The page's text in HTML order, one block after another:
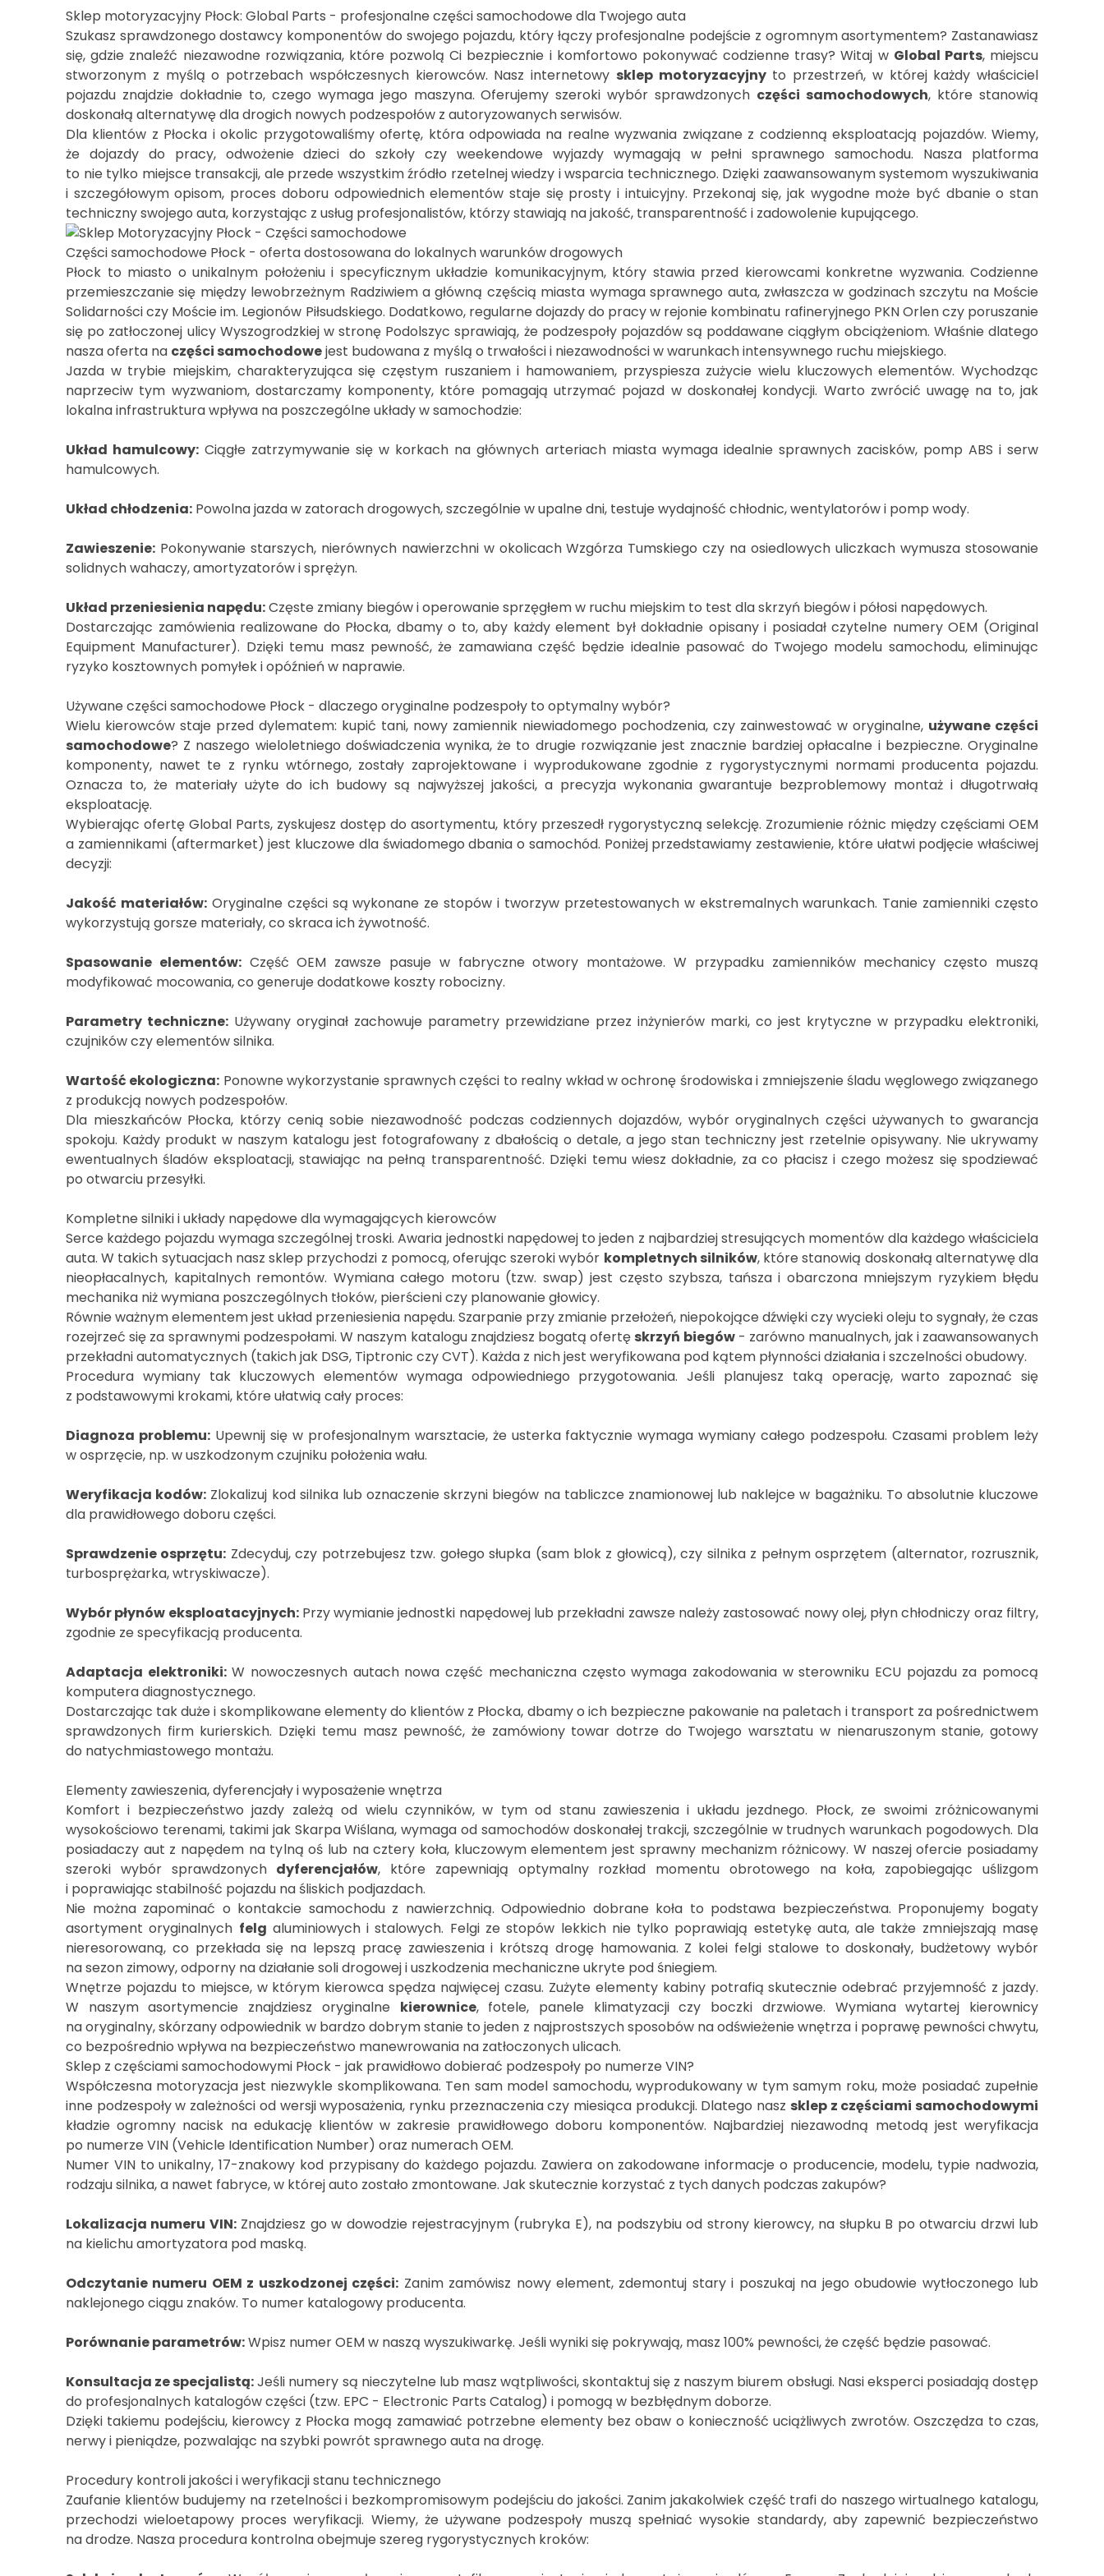
Sklep motoryzacyjny Płock: Global Parts - profesjonalne części samochodowe dla Twojego auta
Szukasz sprawdzonego dostawcy komponentów do swojego pojazdu, który łączy profesjonalne podejście z ogromnym asortymentem? Zastanawiasz
się, gdzie znaleźć niezawodne rozwiązania, które pozwolą Ci bezpiecznie i komfortowo pokonywać codzienne trasy? Witaj w Global Parts, miejscu
stworzonym z myślą o potrzebach współczesnych kierowców. Nasz internetowy sklep motoryzacyjnyto przestrzeń, w której każdy właściciel
pojazdu znajdzie dokładnie to, czego wymaga jego maszyna. Oferujemy szeroki wybór sprawdzonych części samochodowych, które stanowią
doskonałą alternatywę dla drogich nowych podzespołów z autoryzowanych serwisów.
Dla klientów z Płocka i okolic przygotowaliśmy ofertę, która odpowiada na realne wyzwania związane z codzienną eksploatacją pojazdów. Wiemy,
że dojazdy do pracy, odwożenie dzieci do szkoły czy weekendowe wyjazdy wymagają w pełni sprawnego samochodu. Nasza platforma
to nie tylko miejsce transakcji, ale przede wszystkim źródło rzetelnej wiedzy i wsparcia technicznego. Dzięki zaawansowanym systemom wyszukiwania
i szczegółowym opisom, proces doboru odpowiednich elementów staje się prosty i intuicyjny. Przekonaj się, jak wygodne może być dbanie o stan
Części samochodowe Płock - oferta dostosowana do lokalnych warunków drogowych
Płock to miasto o unikalnym położeniu i specyficznym układzie komunikacyjnym, który stawia przed kierowcami konkretne wyzwania. Codzienne
przemieszczanie się między lewobrzeżnym Radziwiem a główną częścią miasta wymaga sprawnego auta, zwłaszcza w godzinach szczytu na Moście
Solidarności czy Moście im. Legionów Piłsudskiego. Dodatkowo, regularne dojazdy do pracy w rejonie kombinatu rafineryjnego PKN Orlen czy poruszanie
się po zatłoczonej ulicy Wyszogrodzkiej w stronę Podolszyc sprawiają, że podzespoły pojazdów są poddawane ciągłym obciążeniom. Właśnie dlatego
nasza oferta na części samochodowejest budowana z myślą o trwałości i niezawodności w warunkach intensywnego ruchu miejskiego.
Jazda w trybie miejskim, charakteryzująca się częstym ruszaniem i hamowaniem, przyspiesza zużycie wielu kluczowych elementów. Wychodząc
naprzeciw tym wyzwaniom, dostarczamy komponenty, które pomagają utrzymać pojazd w doskonałej kondycji. Warto zwrócić uwagę na to, jak
lokalna infrastruktura wpływa na poszczególne układy w samochodzie:
Układ hamulcowy: Ciągłe zatrzymywanie się w korkach na głównych arteriach miasta wymaga idealnie sprawnych zacisków, pomp ABS i serw
hamulcowych.
Układ chłodzenia: Powolna jazda w zatorach drogowych, szczególnie w upalne dni, testuje wydajność chłodnic, wentylatorów i pomp wody.
Zawieszenie: Pokonywanie starszych, nierównych nawierzchni w okolicach Wzgórza Tumskiego czy na osiedlowych uliczkach wymusza stosowanie
solidnych wahaczy, amortyzatorów i sprężyn.
Układ przeniesienia napędu:Częste zmiany biegów i operowanie sprzęgłem w ruchu miejskim to test dla skrzyń biegów i półosi napędowych.
Dostarczając zamówienia realizowane do Płocka, dbamy o to, aby każdy element był dokładnie opisany i posiadał czytelne numery OEM (Original
Equipment Manufacturer). Dzięki temu masz pewność, że zamawiana część będzie idealnie pasować do Twojego modelu samochodu, eliminując
ryzyko kosztownych pomyłek i opóźnień w naprawie.
Używane części samochodowe Płock - dlaczego oryginalne podzespoły to optymalny wybór?
Wielu kierowców staje przed dylematem: kupić tani, nowy zamiennik niewiadomego pochodzenia, czy zainwestować w oryginalne, używane części
samochodowe? Z naszego wieloletniego doświadczenia wynika, że to drugie rozwiązanie jest znacznie bardziej opłacalne i bezpieczne. Oryginalne
komponenty, nawet te z rynku wtórnego, zostały zaprojektowane i wyprodukowane zgodnie z rygorystycznymi normami producenta pojazdu.
Oznacza to, że materiały użyte do ich budowy są najwyższej jakości, a precyzja wykonania gwarantuje bezproblemowy montaż i długotrwałą
eksploatację.
Wybierając ofertę Global Parts, zyskujesz dostęp do asortymentu, który przeszedł rygorystyczną selekcję. Zrozumienie różnic między częściami OEM
a zamiennikami (aftermarket) jest kluczowe dla świadomego dbania o samochód. Poniżej przedstawiamy zestawienie, które ułatwi podjęcie właściwej
decyzji:
Jakość materiałów:Oryginalne części są wykonane ze stopów i tworzyw przetestowanych w ekstremalnych warunkach. Tanie zamienniki często
wykorzystują gorsze materiały, co skraca ich żywotność.
Spasowanie elementów:Część OEM zawsze pasuje w fabryczne otwory montażowe. W przypadku zamienników mechanicy często muszą
modyfikować mocowania, co generuje dodatkowe koszty robocizny.
Parametry techniczne: Używany oryginał zachowuje parametry przewidziane przez inżynierów marki, co jest krytyczne w przypadku elektroniki,
czujników czy elementów silnika.
Wartość ekologiczna: Ponowne wykorzystanie sprawnych części to realny wkład w ochronę środowiska i zmniejszenie śladu węglowego związanego
z produkcją nowych podzespołów.
Dla mieszkańców Płocka, którzy cenią sobie niezawodność podczas codziennych dojazdów, wybór oryginalnych części używanych to gwarancja
spokoju. Każdy produkt w naszym katalogu jest fotografowany z dbałością o detale, a jego stan techniczny jest rzetelnie opisywany. Nie ukrywamy
ewentualnych śladów eksploatacji, stawiając na pełną transparentność. Dzięki temu wiesz dokładnie, za co płacisz i czego możesz się spodziewać
po otwarciu przesyłki.
Kompletne silniki i układy napędowe dla wymagających kierowców
Serce każdego pojazdu wymaga szczególnej troski. Awaria jednostki napędowej to jeden z najbardziej stresujących momentów dla każdego właściciela
auta. W takich sytuacjach nasz sklep przychodzi z pomocą, oferując szeroki wybór kompletnych silników, które stanowią doskonałą alternatywę dla
nieopłacalnych, kapitalnych remontów. Wymiana całego motoru (tzw. swap) jest często szybsza, tańsza i obarczona mniejszym ryzykiem błędu
mechanika niż wymiana poszczególnych tłoków, pierścieni czy planowanie głowicy.
Równie ważnym elementem jest układ przeniesienia napędu. Szarpanie przy zmianie przełożeń, niepokojące dźwięki czy wycieki oleju to sygnały, że czas
rozejrzeć się za sprawnymi podzespołami. W naszym katalogu znajdziesz bogatą ofertę skrzyń biegów- zarówno manualnych, jak i zaawansowanych
przekładni automatycznych (takich jak DSG, Tiptronic czy CVT). Każda z nich jest weryfikowana pod kątem płynności działania i szczelności obudowy.
Procedura wymiany tak kluczowych elementów wymaga odpowiedniego przygotowania. Jeśli planujesz taką operację, warto zapoznać się
z podstawowymi krokami, które ułatwią cały proces:
Diagnoza problemu:Upewnij się w profesjonalnym warsztacie, że usterka faktycznie wymaga wymiany całego podzespołu. Czasami problem leży
w osprzęcie, np. w uszkodzonym czujniku położenia wału.
Weryfikacja kodów: Zlokalizuj kod silnika lub oznaczenie skrzyni biegów na tabliczce znamionowej lub naklejce w bagażniku. To absolutnie kluczowe
dla prawidłowego doboru części.
Sprawdzenie osprzętu: Zdecyduj, czy potrzebujesz tzw. gołego słupka (sam blok z głowicą), czy silnika z pełnym osprzętem (alternator, rozrusznik,
turbosprężarka, wtryskiwacze).
Wybór płynów eksploatacyjnych:Przy wymianie jednostki napędowej lub przekładni zawsze należy zastosować nowy olej, płyn chłodniczy oraz filtry,
zgodnie ze specyfikacją producenta.
Adaptacja elektroniki:W nowoczesnych autach nowa część mechaniczna często wymaga zakodowania w sterowniku ECU pojazdu za pomocą
komputera diagnostycznego.
Dostarczając tak duże i skomplikowane elementy do klientów z Płocka, dbamy o ich bezpieczne pakowanie na paletach i transport za pośrednictwem
sprawdzonych firm kurierskich. Dzięki temu masz pewność, że zamówiony towar dotrze do Twojego warsztatu w nienaruszonym stanie, gotowy
do natychmiastowego montażu.
Elementy zawieszenia, dyferencjały i wyposażenie wnętrza
Komfort i bezpieczeństwo jazdy zależą od wielu czynników, w tym od stanu zawieszenia i układu jezdnego. Płock, ze swoimi zróżnicowanymi
wysokościowo terenami, takimi jak Skarpa Wiślana, wymaga od samochodów doskonałej trakcji, szczególnie w trudnych warunkach pogodowych. Dla
posiadaczy aut z napędem na tylną oś lub na cztery koła, kluczowym elementem jest sprawny mechanizm różnicowy. W naszej ofercie posiadamy
szeroki wybór sprawdzonych dyferencjałów, które zapewniają optymalny rozkład momentu obrotowego na koła, zapobiegając uślizgom
i poprawiając stabilność pojazdu na śliskich podjazdach.
Nie można zapominać o kontakcie samochodu z nawierzchnią. Odpowiednio dobrane koła to podstawa bezpieczeństwa. Proponujemy bogaty
asortyment oryginalnych felg aluminiowych i stalowych. Felgi ze stopów lekkich nie tylko poprawiają estetykę auta, ale także zmniejszają masę
nieresorowaną, co przekłada się na lepszą pracę zawieszenia i krótszą drogę hamowania. Z kolei felgi stalowe to doskonały, budżetowy wybór
na sezon zimowy, odporny na działanie soli drogowej i uszkodzenia mechaniczne ukryte pod śniegiem.
Wnętrze pojazdu to miejsce, w którym kierowca spędza najwięcej czasu. Zużyte elementy kabiny potrafią skutecznie odebrać przyjemność z jazdy.
W naszym asortymencie znajdziesz oryginalne kierownice, fotele, panele klimatyzacji czy boczki drzwiowe. Wymiana wytartej kierownicy
na oryginalny, skórzany odpowiednik w bardzo dobrym stanie to jeden z najprostszych sposobów na odświeżenie wnętrza i poprawę pewności chwytu,
co bezpośrednio wpływa na bezpieczeństwo manewrowania na zatłoczonych ulicach.
Sklep z częściami samochodowymi Płock - jak prawidłowo dobierać podzespoły po numerze VIN?
Współczesna motoryzacja jest niezwykle skomplikowana. Ten sam model samochodu, wyprodukowany w tym samym roku, może posiadać zupełnie
inne podzespoły w zależności od wersji wyposażenia, rynku przeznaczenia czy miesiąca produkcji. Dlatego nasz sklep z częściami samochodowymi
kładzie ogromny nacisk na edukację klientów w zakresie prawidłowego doboru komponentów. Najbardziej niezawodną metodą jest weryfikacja
po numerze VIN (Vehicle Identification Number) oraz numerach OEM.
Numer VIN to unikalny, 17-znakowy kod przypisany do każdego pojazdu. Zawiera on zakodowane informacje o producencie, modelu, typie nadwozia,
rodzaju silnika, a nawet fabryce, w której auto zostało zmontowane. Jak skutecznie korzystać z tych danych podczas zakupów?
Lokalizacja numeru VIN:Znajdziesz go w dowodzie rejestracyjnym (rubryka E), na podszybiu od strony kierowcy, na słupku B po otwarciu drzwi lub
na kielichu amortyzatora pod maską.
Odczytanie numeru OEM z uszkodzonej części: Zanim zamówisz nowy element, zdemontuj stary i poszukaj na jego obudowie wytłoczonego lub
naklejonego ciągu znaków. To numer katalogowy producenta.
Porównanie parametrów:Wpisz numer OEM w naszą wyszukiwarkę. Jeśli wyniki się pokrywają, masz 100% pewności, że część będzie pasować.
Konsultacja ze specjalistą:Jeśli numery są nieczytelne lub masz wątpliwości, skontaktuj się z naszym biurem obsługi. Nasi eksperci posiadają dostęp
do profesjonalnych katalogów części (tzw. EPC - Electronic Parts Catalog) i pomogą w bezbłędnym doborze.
Dzięki takiemu podejściu, kierowcy z Płocka mogą zamawiać potrzebne elementy bez obaw o konieczność uciążliwych zwrotów. Oszczędza to czas,
nerwy i pieniądze, pozwalając na szybki powrót sprawnego auta na drogę.
Procedury kontroli jakości i weryfikacji stanu technicznego
Zaufanie klientów budujemy na rzetelności i bezkompromisowym podejściu do jakości. Zanim jakakolwiek część trafi do naszego wirtualnego katalogu,
przechodzi wieloetapowy proces weryfikacji. Wiemy, że używane podzespoły muszą spełniać wysokie standardy, aby zapewnić bezpieczeństwo
na drodze. Nasza procedura kontrolna obejmuje szereg rygorystycznych kroków: